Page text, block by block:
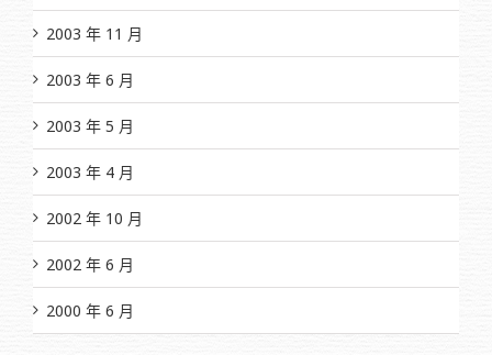
2003 年 11 月
2003 年 6 月
2003 年 5 月
2003 年 4 月
2002 年 10 月
2002 年 6 月
2000 年 6 月